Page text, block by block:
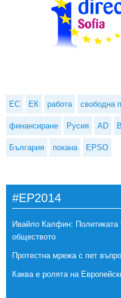
ЕС ЕК работа свободна
финансиране Русия AD
България покана EPSO
#EP2014
Ивайло Калфин: Политиката
обществото
Протестна мрежа с пет
Каква е ролята на